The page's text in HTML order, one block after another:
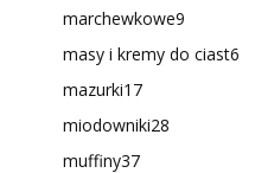
marchewkowe9
masy i kremy do ciast6
mazurki17
miodowniki28
muffiny37